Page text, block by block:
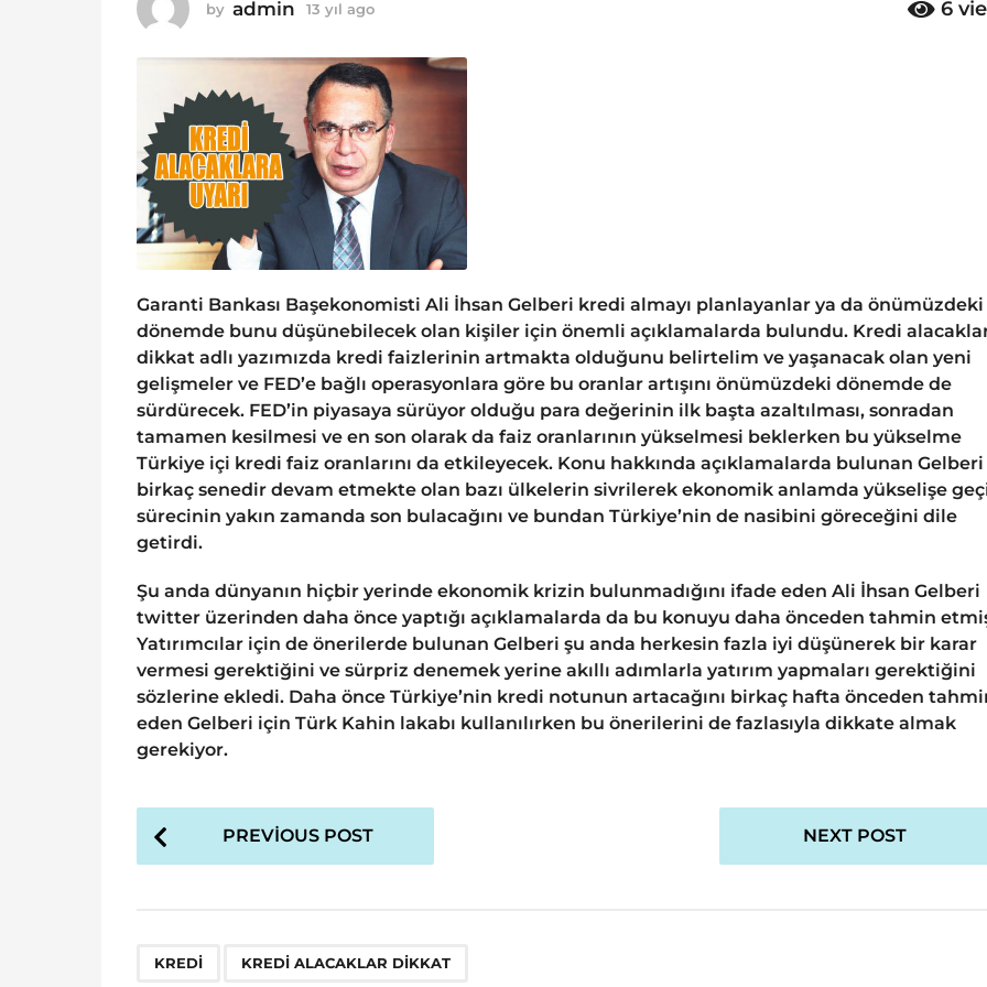
1
3
a
g
o
by admin 13 yıl ago
ı
l
a
g
o
6
Garanti Bankası Başekonomisti Ali İhsan Gelberi kredi almayı planlayanlar ya da önümüzdeki
dönemde bunu düşünebilecek olan kişiler için önemli açıklamalarda bulundu. Kredi
dikkat adlı yazımızda kredi faizlerinin artmakta olduğunu belirtelim ve yaşanacak olan yeni
gelişmeler ve FED’e bağlı operasyonlara göre bu oranlar artışını önümüzdeki dönemde de
sürdürecek. FED’in piyasaya sürüyor olduğu para değerinin ilk başta azaltılması, sonradan
tamamen kesilmesi ve en son olarak da faiz oranlarının yükselmesi beklerken bu yükselme
Türkiye içi kredi faiz oranlarını da etkileyecek. Konu hakkında açıklamalarda bulunan Gelberi
birkaç senedir devam etmekte olan bazı ülkelerin sivrilerek ekonomik anlamda yükselişe
sürecinin yakın zamanda son bulacağını ve bundan Türkiye’nin de nasibini göreceğini dile
getirdi.
Şu anda dünyanın hiçbir yerinde ekonomik krizin bulunmadığını ifade eden Ali İhsan Gelberi
twitter üzerinden daha önce yaptığı açıklamalarda da bu konuyu daha önceden tahmin
Yatırımcılar için de önerilerde bulunan Gelberi şu anda herkesin fazla iyi düşünerek bir karar
vermesi gerektiğini ve sürpriz denemek yerine akıllı adımlarla yatırım yapmaları gerektiğini
sözlerine ekledi. Daha önce Türkiye’nin kredi notunun artacağını birkaç hafta önceden
eden Gelberi için Türk Kahin lakabı kullanılırken bu önerilerini de fazlasıyla dikkate almak
gerekiyor.
P
o
P
PREVIOUS POST NEXT POST
KREDI KREDI ALACAKLAR DIKKAT